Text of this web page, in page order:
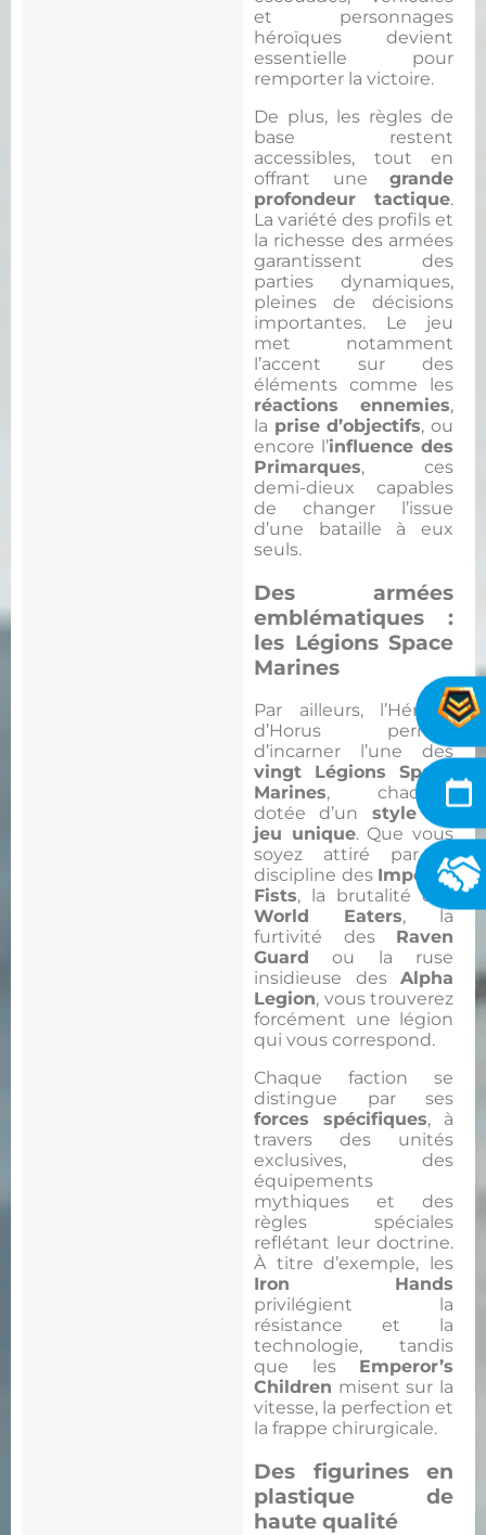
et personnages
héroïques devient
essentielle pour
remporter la victoire.
De plus, les règles de
base restent
accessibles, tout en
offrant une grande
profondeur tactique.
La variété des profils et
la richesse des armées
garantissent des
parties dynamiques,
pleines de décisions
importantes. Le jeu
met notamment
l’accent sur des
éléments comme les
réactions ennemies,
la prise d’objectifs, ou
encore l’influence des
Primarques, ces
demi-dieux capables
de changer l’issue
d’une bataille à eux
seuls.
Des armées
emblématiques :
les Légions Space
Marines
Par ailleurs, l’Hérésie
d’Horus permet
d’incarner l’une des
vingt Légions Space
Marines, chacune
dotée d’un style de
jeu unique. Que vous
soyez attiré par la
discipline des Imperial
Fists, la brutalité des
World Eaters, la
furtivité des Raven
Guard
ou la ruse
insidieuse des Alpha
Legion, vous trouverez
forcément une légion
qui vous correspond.
Chaque faction se
distingue par ses
forces spécifiques, à
travers des unités
exclusives, des
équipements
mythiques et des
règles spéciales
reflétant leur doctrine.
À titre d’exemple, les
Iron Hands
privilégient la
résistance et la
technologie, tandis
que les Emperor’s
Children misent sur la
vitesse, la perfection et
la frappe chirurgicale.
Des figurines en
plastique de
haute qualité